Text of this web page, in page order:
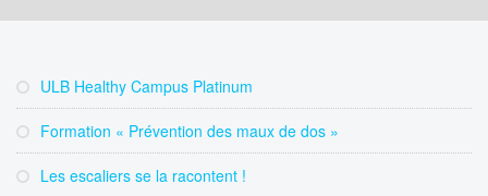
ULB Healthy Campus Platinum
Formation « Prévention des maux de dos »
Les escaliers se la racontent !